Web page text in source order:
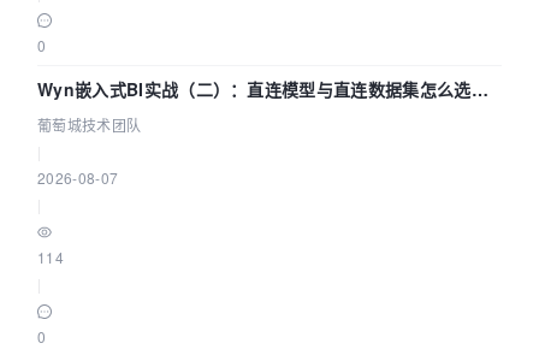
0
Wyn嵌入式BI实战（二）：直连模型与直连数据集怎么选，
参数为什么不生效？| 葡萄城技术团队
葡萄城技术团队
2026-08-07
114
0